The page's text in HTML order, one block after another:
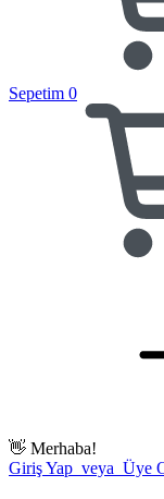
Sepetim 0
👋 Merhaba!
Giriş Yap veya Üye